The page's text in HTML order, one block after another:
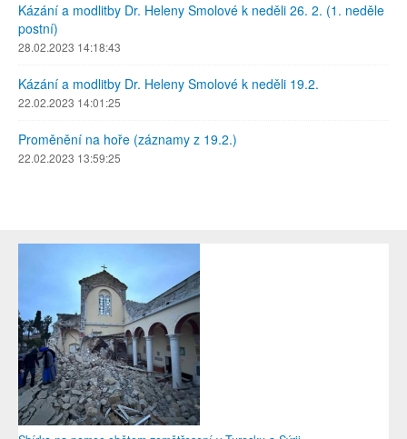
Kázání a modlitby Dr. Heleny Smolové k neděli 26. 2. (1. neděle
postní)
28.02.2023 14:18:43
Kázání a modlitby Dr. Heleny Smolové k neděli 19.2.
22.02.2023 14:01:25
Proměnění na hoře (záznamy z 19.2.)
22.02.2023 13:59:25